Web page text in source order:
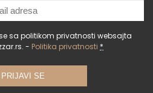
sa politikom privatnosti websajta
- Politika privatnosti *